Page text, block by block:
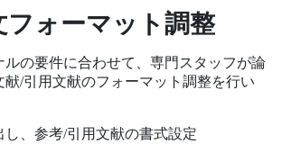
フォーマット調整
ルの要件に合わせて、専門スタッフが論
献/引用文献のフォーマット調整を行い
し、参考/引用文献の書式設定